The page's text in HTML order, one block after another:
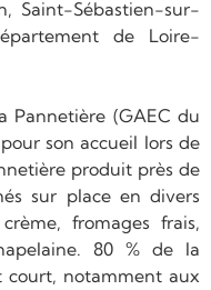
, Saint-Sébastien-sur-
de Loire-
Pannetière (GAEC du
son accueil lors de
produit près de
sur place en divers
fromages frais,
80 % de la
court, notamment aux